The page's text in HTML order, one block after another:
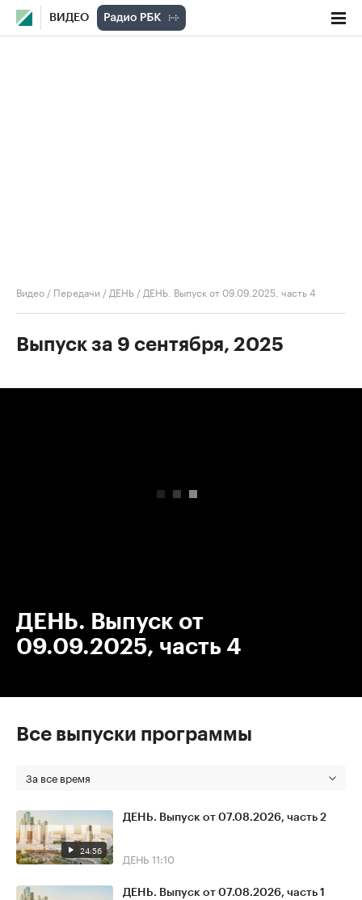
ВИДЕО
Видео / Передачи / ДЕНЬ / ДЕНЬ. Выпуск от 09.09.2025, часть 4
Выпуск за 9 сентября, 2025
ДЕНЬ. Выпуск от
09.09.2025, часть 4
Все выпуски программы
За все время
24:56
ДЕНЬ. Выпуск от 07.08.2026, часть 2
ДЕНЬ 11:10
ДЕНЬ. Выпуск от 07.08.2026, часть 1